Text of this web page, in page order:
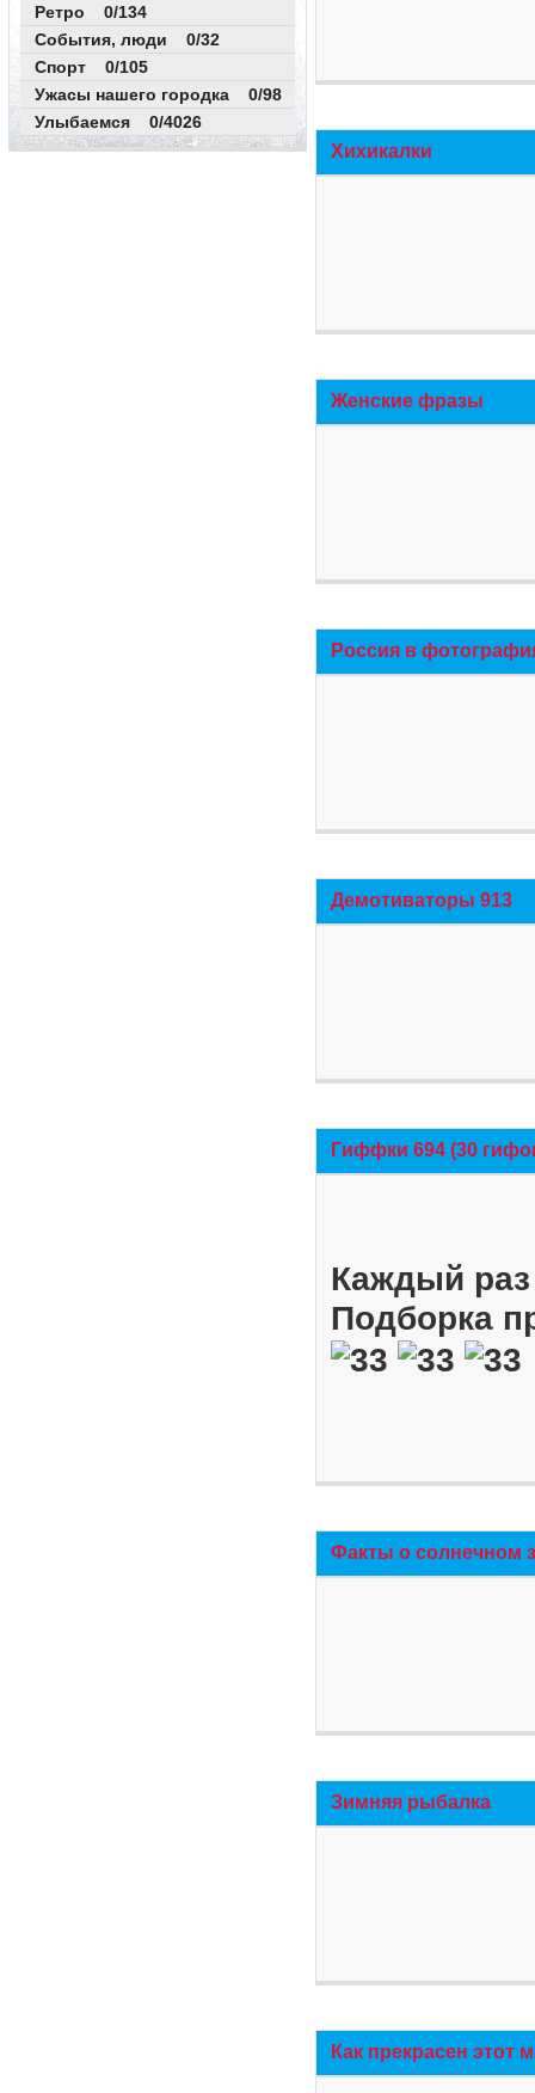
Ретро 0/134
События, люди 0/32
Спорт 0/105
Ужасы нашего городка 0/98
Улыбаемся 0/4026
Хихикалки
Женские фразы
Россия в
Демотиваторы 913
Гиффки 694 (30
Каждый
Подборка
Факты о солнечном
Зимняя рыбалка
Как прекрасен этот